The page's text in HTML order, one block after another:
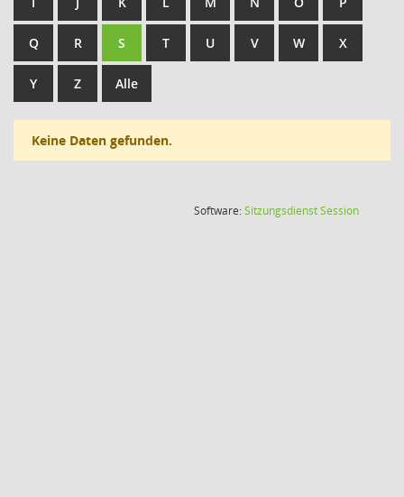
Q R S T U V W X
Y Z Alle
Keine Daten gefunden.
Software:SitzungsdienstSession(Wird in